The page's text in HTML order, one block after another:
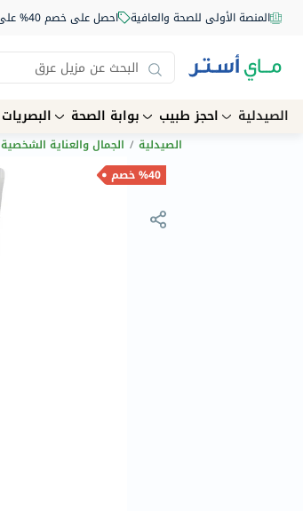
المنصة الأولى للصحة والعافية احصل على خصم 40% على أول طلب من الصيدلية أونلاين استخدم الكود: NEW40
الصيدلية احجز طبيب بوابة الصحة البصريات
الصيدلية / الجمال والعناية الشخصية
%40 خصم